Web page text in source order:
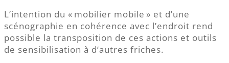
L’intention du « mobilier mobile » et d’une
scénographie en cohérence avec l’endroit rend
possible la transposition de ces actions et outils
de sensibilisation à d’autres friches.